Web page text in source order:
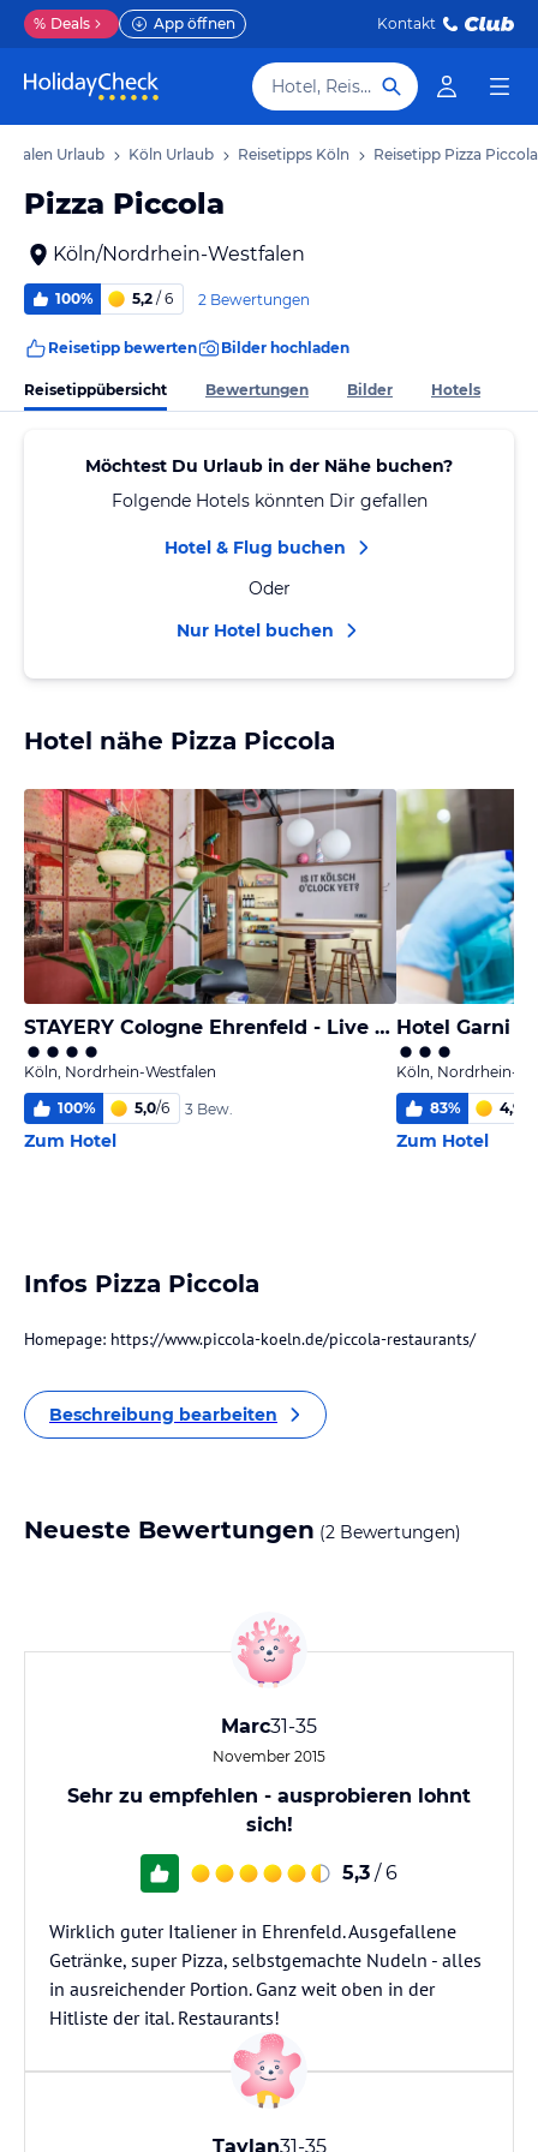
% Deals App öffnen Kontakt
Hotel, Reiseziel
Urlaub Köln Urlaub Reisetipps Köln Reisetipp Pizza Piccola
Pizza Piccola
Köln/Nordrhein-Westfalen
100% 5,2 / 6 2 Bewertungen
Reisetipp bewerten Bilder hochladen
Reisetippübersicht Bewertungen Bilder Hotels
Möchtest Du Urlaub in der Nähe buchen?
Folgende Hotels könnten Dir gefallen
Hotel & Flug buchen
Oder
Nur Hotel buchen
Hotel nähe Pizza Piccola
STAYERY Cologne Ehrenfeld - Live Music Hall
Köln, Nordrhein-Westfalen
100% 5,0/6 3 Bew.
Zum Hotel
Hotel Garni
Köln, Nordrhein-
83% 4,9
Zum Hotel
Infos Pizza Piccola
Homepage: https://www.piccola-koeln.de/piccola-restaurants/
Beschreibung bearbeiten
Neueste Bewertungen (2 Bewertungen)
Marc31-35
November 2015
Sehr zu empfehlen - ausprobieren lohnt
sich!
5,3 / 6
Wirklich guter Italiener in Ehrenfeld. Ausgefallene
Getränke, super Pizza, selbstgemachte Nudeln - alles
in ausreichender Portion. Ganz weit oben in der
Hitliste der ital. Restaurants!
Taylan31-35